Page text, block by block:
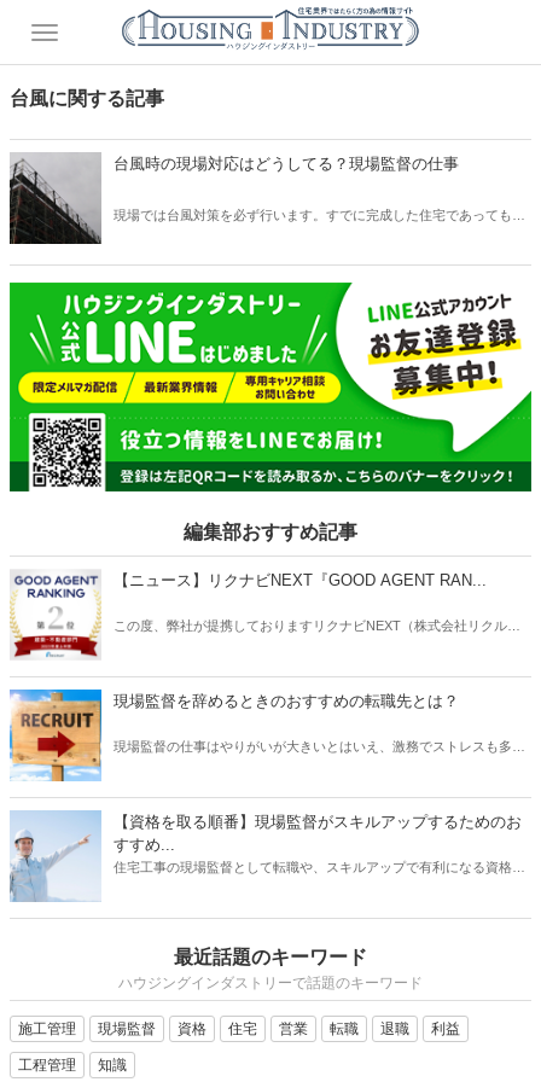
台風に関する記事
台風時の現場対応はどうしてる？現場監督の仕事
現場では台風対策を必ず行います。すでに完成した住宅であっても、
ラブルを未然に防ぐために、現場監督がどのような仕事をしているの
かについてご紹介いたします。台風対策や、対策をした後の仕事など
についても実は様々な業務が発生します。
編集部おすすめ記事
【ニュース】リクナビNEXT『GOOD AGENT RAN...
この度、弊社が提携しておりますリクナビNEXT（株式会社リクルー
と表記）にそれぞれ入賞しましたことをお知らせいたします。
現場監督を辞めるときのおすすめの転職先とは？
現場監督の仕事はやりがいが大きいとはいえ、激務でストレスも多い
る動機になるでしょう。 では、現場監督から転職したいと思うとき、
どのような仕事を選ぶとよいでしょうか？ もちろんやりたい仕事があ
るならその業種への転職を目指すべきです。 しかし、何度も転職を重
【資格を取る順番】現場監督がスキルアップするためのお
すすめ...
住宅工事の現場監督として転職や、スキルアップで有利になる資格に
プにはしっかりとスケジュールを立て、勉強も効率化できる順番で受
けるのが望ましいです。それでは、資格を取るメリットから、どの資
格がを取るのが良いか、おすすめの順番についてご紹介いたします。
最近話題のキーワード
ハウジングインダストリーで話題のキーワード
施工管理 現場監督 資格 住宅 営業 転職 退職 利益
工程管理 知識